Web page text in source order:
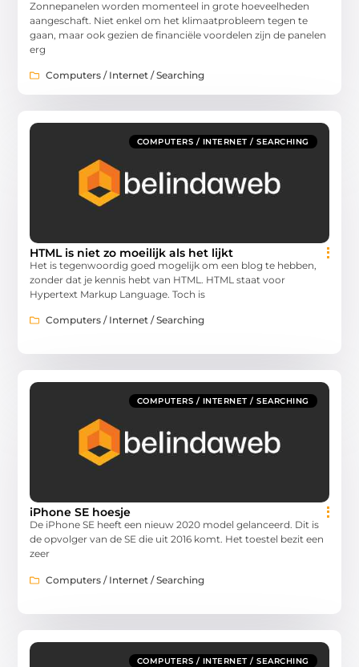
Zonnepanelen worden momenteel in grote hoeveelheden
aangeschaft. Niet enkel om het klimaatprobleem tegen te
gaan, maar ook gezien de financiële voordelen zijn de panelen
erg
Computers / Internet / Searching
COMPUTERS / INTERNET / SEARCHING
HTML is niet zo moeilijk als het lijkt
Het is tegenwoordig goed mogelijk om een blog te hebben,
zonder dat je kennis hebt van HTML. HTML staat voor
Hypertext Markup Language. Toch is
Computers / Internet / Searching
COMPUTERS / INTERNET / SEARCHING
iPhone SE hoesje
De iPhone SE heeft een nieuw 2020 model gelanceerd. Dit is
de opvolger van de SE die uit 2016 komt. Het toestel bezit een
zeer
Computers / Internet / Searching
COMPUTERS / INTERNET / SEARCHING